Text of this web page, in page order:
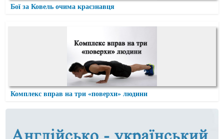
Бої за Ковель очима краєзнавця
Комплекс вправ на три «поверхи» людини